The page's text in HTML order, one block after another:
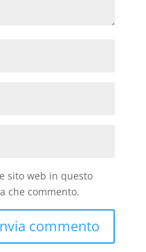
sito web in questo
che commento.